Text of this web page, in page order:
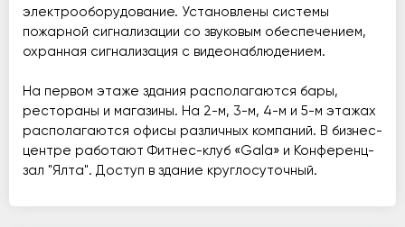
электрооборудование. Установлены системы
пожарной сигнализации со звуковым обеспечением,
охранная сигнализация с видеонаблюдением.
На первом этаже здания располагаются бары,
рестораны и магазины. На 2-м, 3-м, 4-м и 5-м этажах
располагаются офисы различных компаний. В бизнес-
центре работают Фитнес-клуб «Gala» и Конференц-
зал "Ялта". Доступ в здание круглосуточный.